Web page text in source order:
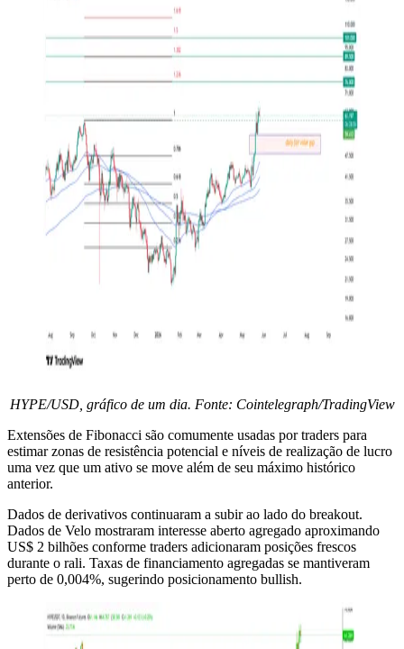
HYPE/USD, gráfico de um dia. Fonte: Cointelegraph/TradingView
Extensões de Fibonacci são comumente usadas por traders para
estimar zonas de resistência potencial e níveis de realização de lucro
uma vez que um ativo se move além de seu máximo histórico
anterior.
Dados de derivativos continuaram a subir ao lado do breakout.
Dados de Velo mostraram interesse aberto agregado aproximando
US$ 2 bilhões conforme traders adicionaram posições frescos
durante o rali. Taxas de financiamento agregadas se mantiveram
perto de 0,004%, sugerindo posicionamento bullish.